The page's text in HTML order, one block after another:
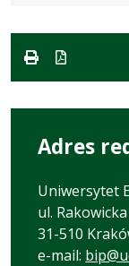
74
w
Adres
Uniwersytet
ul.
31-510
e-mail: